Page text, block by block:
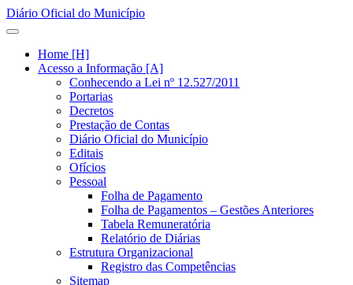
Diário Oficial do Município
Home [H]
Acesso a Informação [A]
Conhecendo a Lei nº 12.527/2011
Portarias
Decretos
Prestação de Contas
Diário Oficial do Município
Editais
Ofícios
Pessoal
Folha de Pagamento
Folha de Pagamentos – Gestões Anteriores
Tabela Remuneratória
Relatório de Diárias
Estrutura Organizacional
Registro das Competências
Sitemap